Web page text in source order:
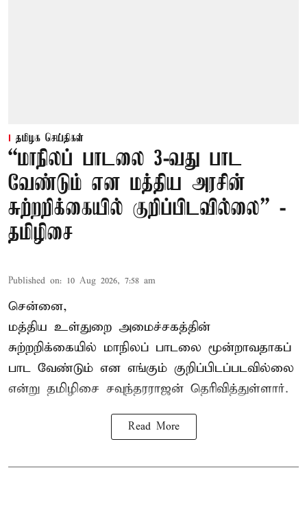
தமிழக செய்திகள்
“மாநிலப் பாடலை 3-வது பாட
வேண்டும் என மத்திய அரசின்
சுற்றறிக்கையில் குறிப்பிடவில்லை” -
தமிழிசை
Published on: 10 Aug 2026, 7:58 am
சென்னை,
மத்திய உள்துறை அமைச்சகத்தின்
சுற்றறிக்கையில் மாநிலப் பாடலை மூன்றாவதாகப்
பாட வேண்டும் என எங்கும் குறிப்பிடப்படவில்லை
என்று தமிழிசை சவுந்தரராஜன் தெரிவித்துள்ளார்.
Read More